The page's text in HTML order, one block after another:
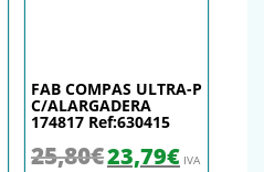
2,32€.
actual es: 2,28€.
FAB COMPAS ULTRA-P
C/ALARGADERA
174817 Ref:630415
25,80€El precio original era:
23,79€El precio
IVA